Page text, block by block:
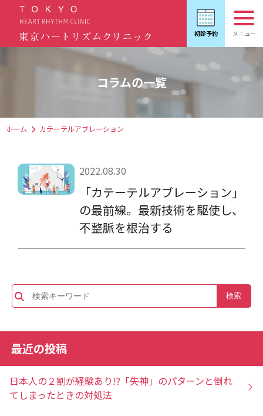
コラムの一覧
ホーム カテーテルアブレーション
2022.08.30
「カテーテルアブレーション」
の最前線。最新技術を駆使し、
不整脈を根治する
最近の投稿
日本人の２割が経験あり!?「失神」のパターンと倒れ
てしまったときの対処法